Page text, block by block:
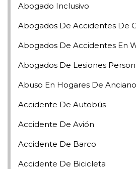
Abogado Inclusivo
Abogados De Accidentes De
Abogados De Accidentes En
Abogados De Lesiones
Abuso En Hogares De
Accidente De Autobús
Accidente De Avión
Accidente De Barco
Accidente De Bicicleta